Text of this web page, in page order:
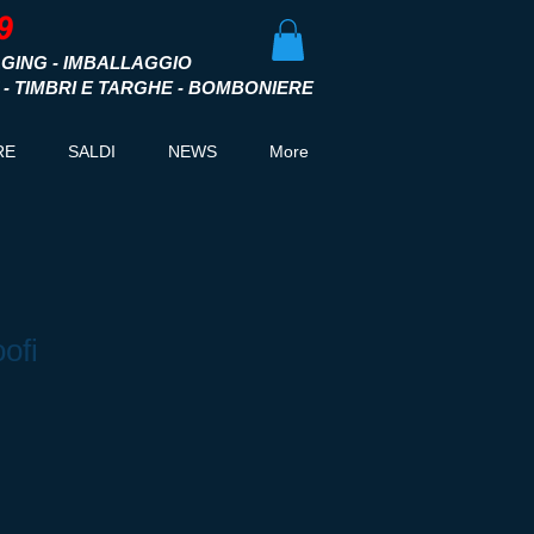
- IMBALLAGGIO
TIMBRI E TARGHE - BOMBONIERE
SALDI NEWS More